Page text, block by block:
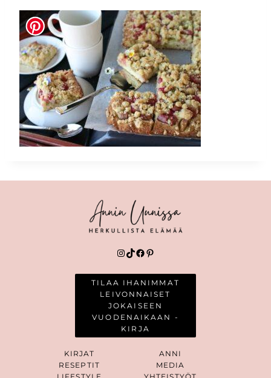
Instagram
TikTok
Facebook
Pinterest
TILAA IHANIMMAT
LEIVONNAISET
JOKAISEEN
VUODENAIKAAN -
KIRJA
KIRJAT
RESEPTIT
ANNI
MEDIA